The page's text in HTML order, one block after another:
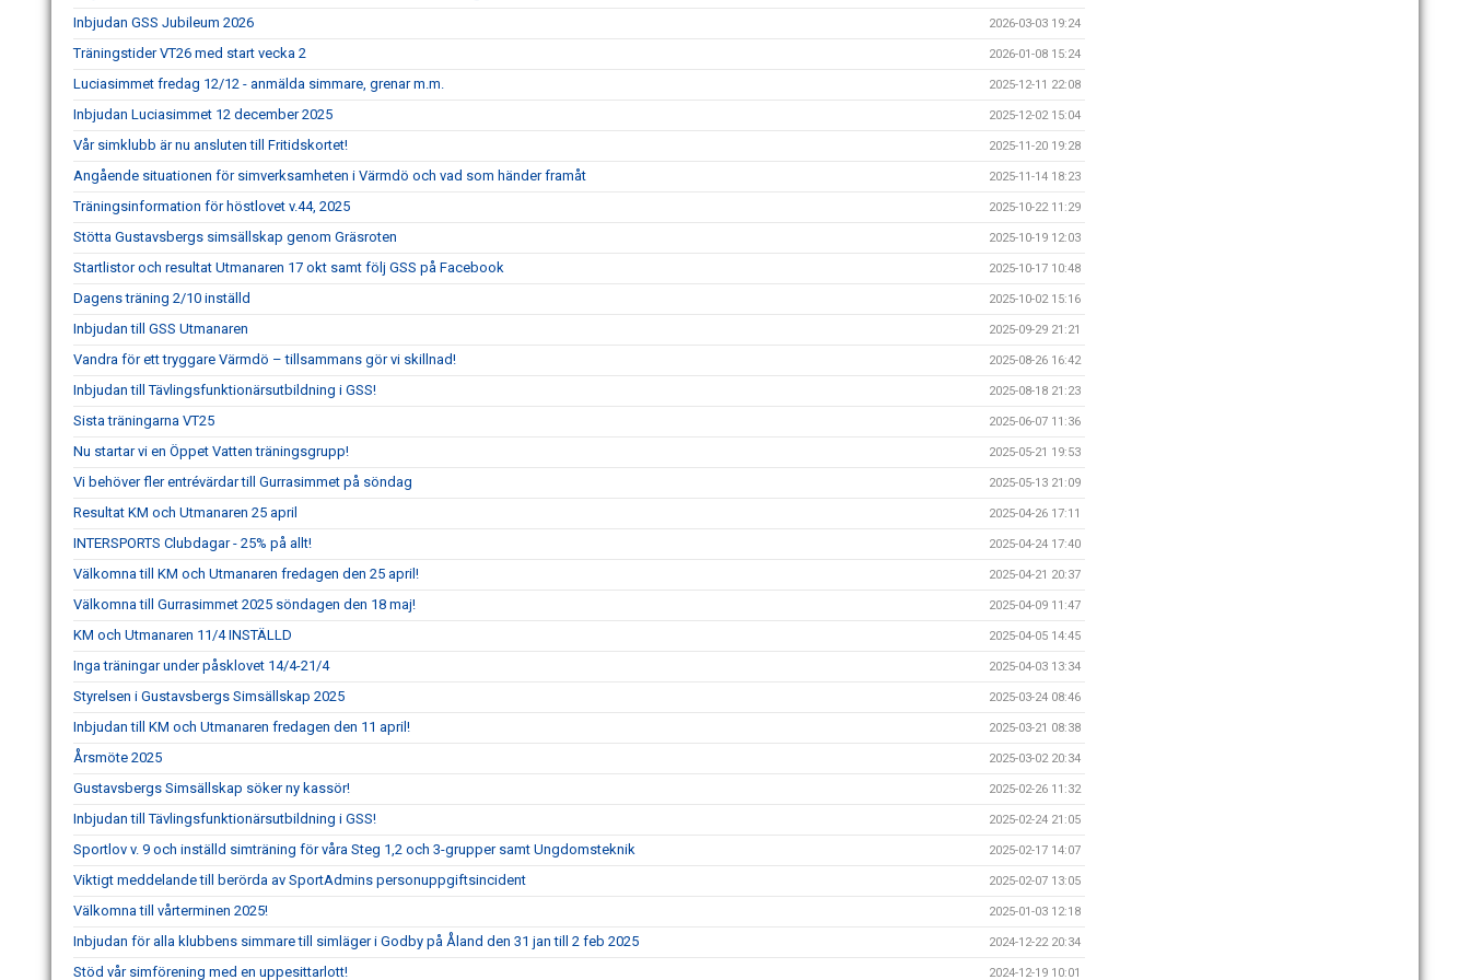
Inbjudan GSS Jubileum 2026 2026-03-03 19:24
Träningstider VT26 med start vecka 2 2026-01-08 15:24
Luciasimmet fredag 12/12 - anmälda simmare, grenar m.m. 2025-12-11 22:08
Inbjudan Luciasimmet 12 december 2025 2025-12-02 15:04
Vår simklubb är nu ansluten till Fritidskortet! 2025-11-20 19:28
Angående situationen för simverksamheten i Värmdö och vad som händer framåt 2025-11-14 18:23
Träningsinformation för höstlovet v.44, 2025 2025-10-22 11:29
Stötta Gustavsbergs simsällskap genom Gräsroten 2025-10-19 12:03
Startlistor och resultat Utmanaren 17 okt samt följ GSS på Facebook 2025-10-17 10:48
Dagens träning 2/10 inställd 2025-10-02 15:16
Inbjudan till GSS Utmanaren 2025-09-29 21:21
Vandra för ett tryggare Värmdö – tillsammans gör vi skillnad! 2025-08-26 16:42
Inbjudan till Tävlingsfunktionärsutbildning i GSS! 2025-08-18 21:23
Sista träningarna VT25 2025-06-07 11:36
Nu startar vi en Öppet Vatten träningsgrupp! 2025-05-21 19:53
Vi behöver fler entrévärdar till Gurrasimmet på söndag 2025-05-13 21:09
Resultat KM och Utmanaren 25 april 2025-04-26 17:11
INTERSPORTS Clubdagar - 25% på allt! 2025-04-24 17:40
Välkomna till KM och Utmanaren fredagen den 25 april! 2025-04-21 20:37
Välkomna till Gurrasimmet 2025 söndagen den 18 maj! 2025-04-09 11:47
KM och Utmanaren 11/4 INSTÄLLD 2025-04-05 14:45
Inga träningar under påsklovet 14/4-21/4 2025-04-03 13:34
Styrelsen i Gustavsbergs Simsällskap 2025 2025-03-24 08:46
Inbjudan till KM och Utmanaren fredagen den 11 april! 2025-03-21 08:38
Årsmöte 2025 2025-03-02 20:34
Gustavsbergs Simsällskap söker ny kassör! 2025-02-26 11:32
Inbjudan till Tävlingsfunktionärsutbildning i GSS! 2025-02-24 21:05
Sportlov v. 9 och inställd simträning för våra Steg 1,2 och 3-grupper samt Ungdomsteknik 2025-02-17 14:07
Viktigt meddelande till berörda av SportAdmins personuppgiftsincident 2025-02-07 13:05
Välkomna till vårterminen 2025! 2025-01-03 12:18
Inbjudan för alla klubbens simmare till simläger i Godby på Åland den 31 jan till 2 feb 2025 2024-12-22 20:34
Stöd vår simförening med en uppesittarlott! 2024-12-19 10:01